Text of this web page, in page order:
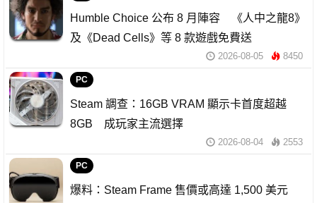
Humble Choice 公布 8 月陣容 《人中之龍8》
及《Dead Cells》等 8 款遊戲免費送
2026-08-05 8450
PC
Steam 調查：16GB VRAM 顯示卡首度超越
8GB 成玩家主流選擇
2026-08-04 2553
PC
爆料：Steam Frame 售價或高達 1,500 美元